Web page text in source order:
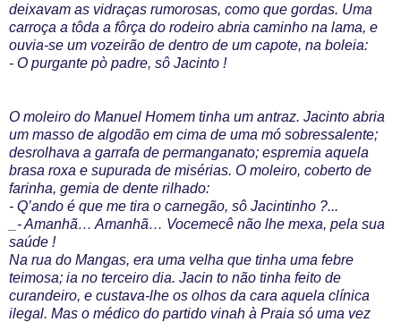
deixavam as vidraças rumorosas, como que gordas. Uma
carroça a tôda a fôrça do rodeiro abria caminho na lama, e
ouvia-se um vozeirão de dentro de um capote, na boleia:
- O purgante pò padre, sô Jacinto !
O moleiro do Manuel Homem tinha um antraz. Jacinto abria
um masso de algodão em cima de uma mó sobressalente;
desrolhava a garrafa de permanganato; espremia aquela
brasa roxa e supurada de misérias. O moleiro, coberto de
farinha, gemia de dente rilhado:
- Q’ando é que me tira o carnegão, sô Jacintinho ?...
_- Amanhã… Amanhã… Vocemecê não lhe mexa, pela sua
saúde !
Na rua do Mangas, era uma velha que tinha uma febre
teimosa; ia no terceiro dia. Jacin to não tinha feito de
curandeiro, e custava-lhe os olhos da cara aquela clínica
ilegal. Mas o médico do partido vinah à Praia só uma vez